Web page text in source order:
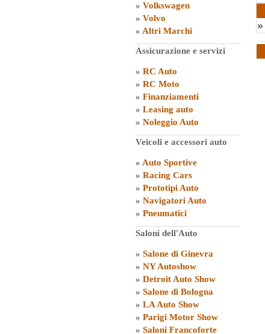
» Volkswagen
» Volvo
» Altri Marchi
Assicurazione e servizi
» RC Auto
» RC Moto
» Finanziamenti
» Leasing auto
» Noleggio Auto
Veicoli e accessori auto
» Auto Sportive
» Racing Cars
» Prototipi Auto
» Navigatori Auto
» Pneumatici
Saloni dell'Auto
» Salone di Ginevra
» NY Autoshow
» Detroit Auto Show
» Salone di Bologna
» LA Auto Show
» Parigi Motor Show
» Saloni Francoforte
»